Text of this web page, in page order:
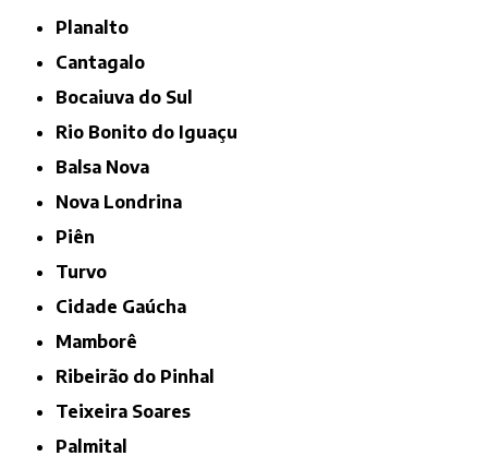
Planalto
Cantagalo
Bocaiuva do Sul
Rio Bonito do Iguaçu
Balsa Nova
Nova Londrina
Piên
Turvo
Cidade Gaúcha
Mamborê
Ribeirão do Pinhal
Teixeira Soares
Palmital